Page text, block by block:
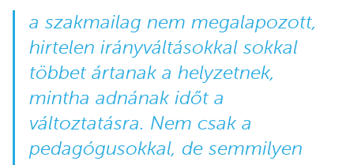
a szakmailag nem megalapozott,
hirtelen irányváltásokkal sokkal
többet ártanak a helyzetnek,
mintha adnának időt a
változtatásra. Nem csak a
pedagógusokkal, de semmilyen